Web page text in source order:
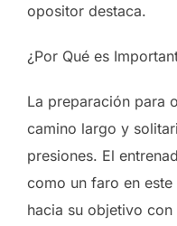
opositor destaca.
¿Por Qué es
La preparación para
camino largo y
presiones. El
como un faro en
hacia su objetivo